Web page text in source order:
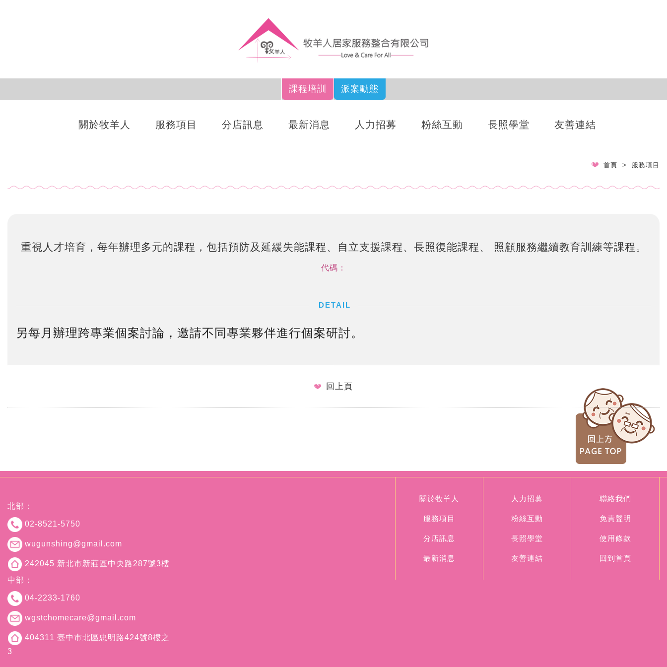
課程培訓 派案動態
關於牧羊人 服務項目 分店訊息 最新消息 人力招募 粉絲互動 長照學堂 友善連結
首頁 服務項目
重視人才培育，每年辦理多元的課程，包括預防及延緩失能課程、自立支援課程、長照復能課程、 照顧服務繼續教育訓練等課程。
代碼：
另每月辦理跨專業個案討論，邀請不同專業夥伴進行個案研討。
回上頁
北部：
02-8521-5750
wugunshing@gmail.com
242045 新北市新莊區中央路287號3樓
中部：
04-2233-1760
wgstchomecare@gmail.com
404311 臺中市北區忠明路424號8樓之
3
關於牧羊人
服務項目
分店訊息
最新消息
人力招募
粉絲互動
長照學堂
友善連結
聯絡我們
免責聲明
使用條款
回到首頁